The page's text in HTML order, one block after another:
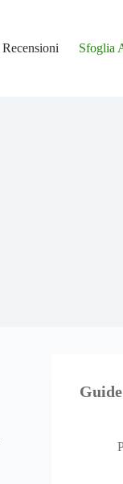
Recensioni Sfoglia